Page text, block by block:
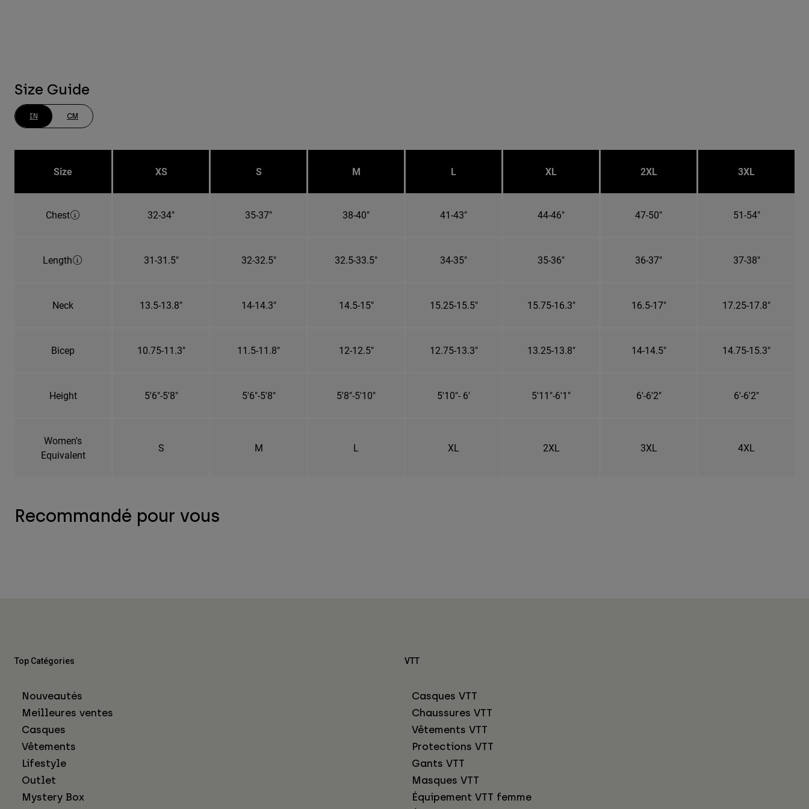
Size Guide
IN CM
Size XS S M L XL 2XL 3XL
Chest 32-34" 35-37" 38-40" 41-43" 44-46" 47-50" 51-54"
Length 31-31.5" 32-32.5" 32.5-33.5" 34-35" 35-36" 36-37" 37-38"
Neck 13.5-13.8" 14-14.3" 14.5-15" 15.25-15.5" 15.75-16.3" 16.5-17" 17.25-17.8"
Bicep 10.75-11.3" 11.5-11.8" 12-12.5" 12.75-13.3" 13.25-13.8" 14-14.5" 14.75-15.3"
Height 5'6"-5'8" 5'6"-5'8" 5'8"-5'10" 5'10"- 6' 5'11"-6'1" 6'-6'2" 6'-6'2"
Women's
Equivalent
S M L XL 2XL 3XL 4XL
Recommandé pour vous
Top Catégories
Nouveautés
Meilleures ventes
Casques
Vêtements
Lifestyle
Outlet
Mystery Box
VTT
Casques VTT
Chaussures VTT
Vêtements VTT
Protections VTT
Gants VTT
Masques VTT
Équipement VTT femme